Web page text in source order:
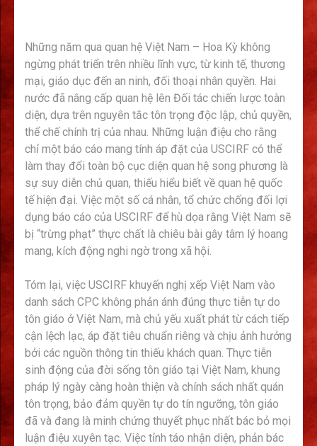
Những năm qua quan hệ Việt Nam – Hoa Kỳ không
ngừng phát triển trên nhiều lĩnh vực, từ kinh tế, thương
mại, giáo dục đến an ninh, đối thoại nhân quyền. Hai
nước đã nâng cấp quan hệ lên Đối tác chiến lược toàn
diện, dựa trên nguyên tắc tôn trọng độc lập, chủ quyền,
thể chế chính trị của nhau. Những luận điệu cho rằng
chỉ một báo cáo mang tính áp đặt của USCIRF có thể
làm thay đổi toàn bộ cục diện quan hệ song phương là
sự suy diễn chủ quan, thiếu hiểu biết về quan hệ quốc
tế hiện đại. Việc một số cá nhân, tổ chức chống đối lợi
dụng báo cáo của USCIRF để hù dọa rằng Việt Nam sẽ
bị “trừng phạt” thực chất là chiêu bài gây tâm lý hoang
mang, kích động nghi ngờ trong xã hội.
Tóm lại, việc USCIRF khuyến nghị xếp Việt Nam vào
danh sách CPC không phản ánh đúng thực tiễn tự do
tôn giáo ở Việt Nam, mà chủ yếu xuất phát từ cách tiếp
cận lệch lạc, áp đặt tiêu chuẩn riêng và chịu ảnh hưởng
bởi các nguồn thông tin thiếu khách quan. Thực tiễn
sinh động của đời sống tôn giáo tại Việt Nam, khung
pháp lý ngày càng hoàn thiện và chính sách nhất quán
tôn trọng, bảo đảm quyền tự do tín ngưỡng, tôn giáo
đã và đang là minh chứng thuyết phục nhất bác bỏ mọi
luận điệu xuyên tạc. Việc tỉnh táo nhận diện, phản bác